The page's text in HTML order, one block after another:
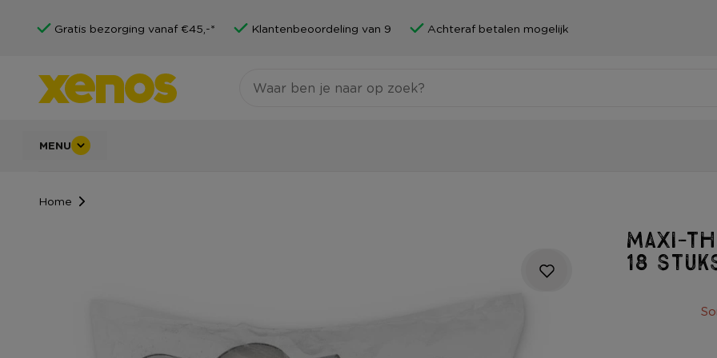
Gratis bezorging vanaf €45,-* Klantenbeoordeling van 9 Achteraf betalen mogelijk
MENU
Home
Maxi-
18